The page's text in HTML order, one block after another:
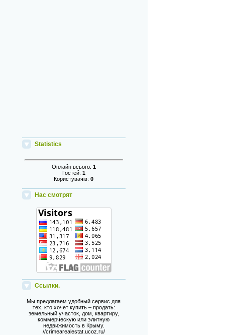
Statistics
Онлайн всього: 1
Гостей: 1
Користувачів:0
Нас смотрят
Ссылки.
Мы предлагаем удобный сервис для
тех, кто хочет купить – продать:
земельный участок, дом, квартиру,
коммерческую или элитную
недвижимость в Крыму.
//crimearealestat.ucoz.ru/